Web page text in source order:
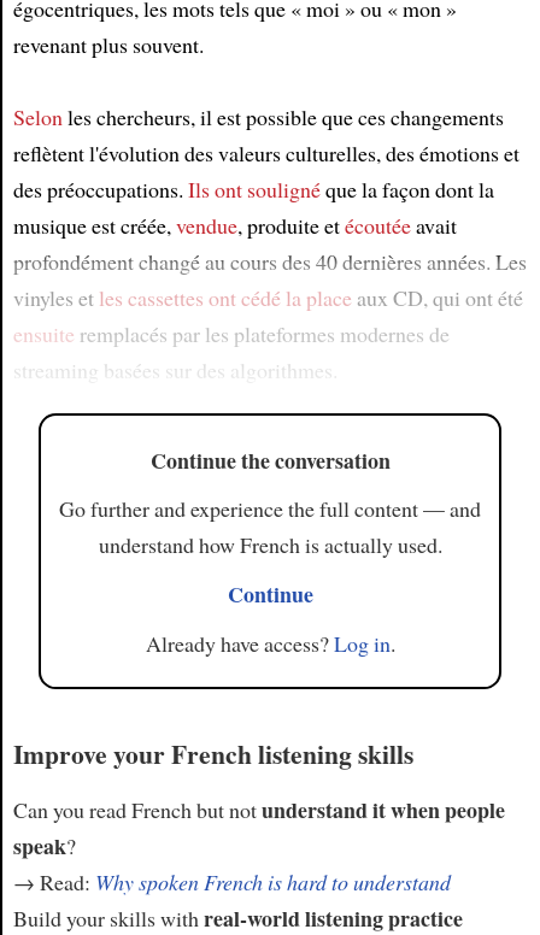
égocentriques, les mots tels que « moi » ou « mon »
revenant plus souvent.
Selon les chercheurs, il est possible que ces changements
reflètent l'évolution des valeurs culturelles, des émotions et
des préoccupations. Ils ont soulignéque la façon dont la
musique est créée, vendue, produite etécoutéeavait
profondément changé au cours des 40 dernières années. Les
vinyles et les cassettes ont cédé la placeaux CD, qui ont été
ensuite remplacés par les plateformes modernes de
streaming basées sur des algorithmes.
Continue the conversation
Go further and experience the full content — and
understand how French is actually used.
Continue
Already have access?Log in.
Improve your French listening skills
Can you read French but notunderstand it when people
speak?
→ Read: Why spoken French is hard to understand
Build your skills withreal-world listening practice